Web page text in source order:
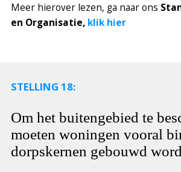
Meer hierover lezen, ga naar ons
en Organisatie, klik hier
STELLING 18:
Om het buitengebied te
moeten woningen vooral
dorpskernen gebouwd